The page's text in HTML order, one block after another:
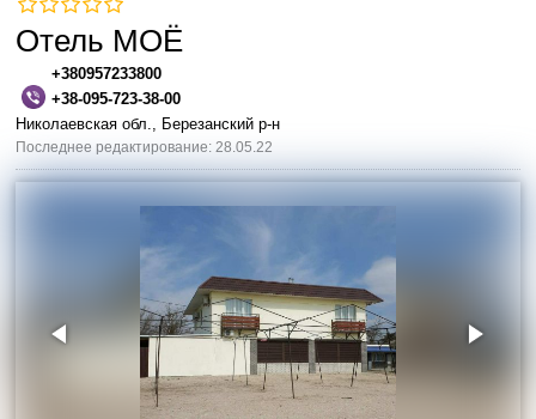
Отель МОЁ
+380957233800
+38-095-723-38-00
Николаевская обл., Березанский р-н
Последнее редактирование: 28.05.22